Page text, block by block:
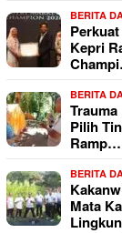
BERITA
Kepri
BERITA
Pilih
Ramp…
BERITA
Mata